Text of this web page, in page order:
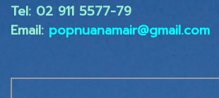
Tel: 02 ​911 5577-79
Email: popnuanamair@gmail.com